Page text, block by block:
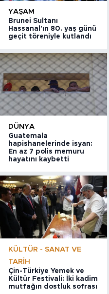
YAŞAM
Brunei Sultanı
Hassanal'ın 80. yaş günü
geçit töreniyle kutlandı
DÜNYA
Guatemala
hapishanelerinde isyan:
En az 7 polis memuru
hayatını kaybetti
KÜLTÜR - SANAT VE
TARIH
Çin-Türkiye Yemek ve
Kültür Festivali: İki kadim
mutfağın dostluk sofrası